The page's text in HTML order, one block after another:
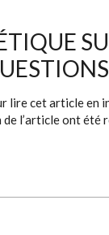
lire cet article en
l’article ont été